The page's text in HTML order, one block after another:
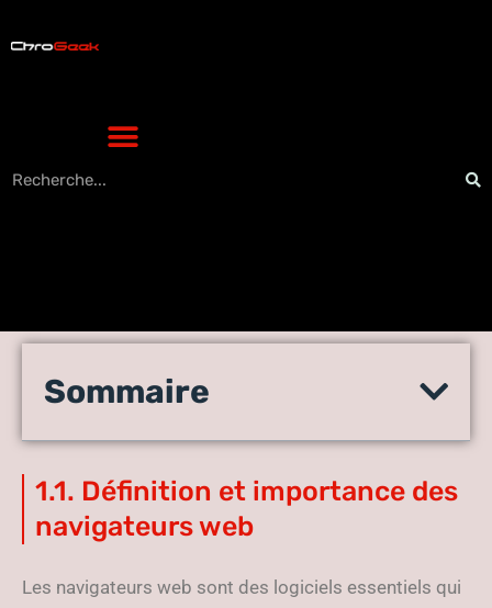
Les Meilleurs Navigateurs
High-Tech Inégalée
Sommaire
1.1. Définition et importance des
navigateurs web
Les navigateurs web sont des logiciels essentiels qui